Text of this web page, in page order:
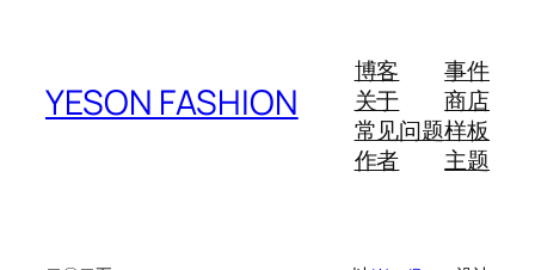
YESON FASHION
博客
关于
常见问题
作者
事件
商店
样板
主题